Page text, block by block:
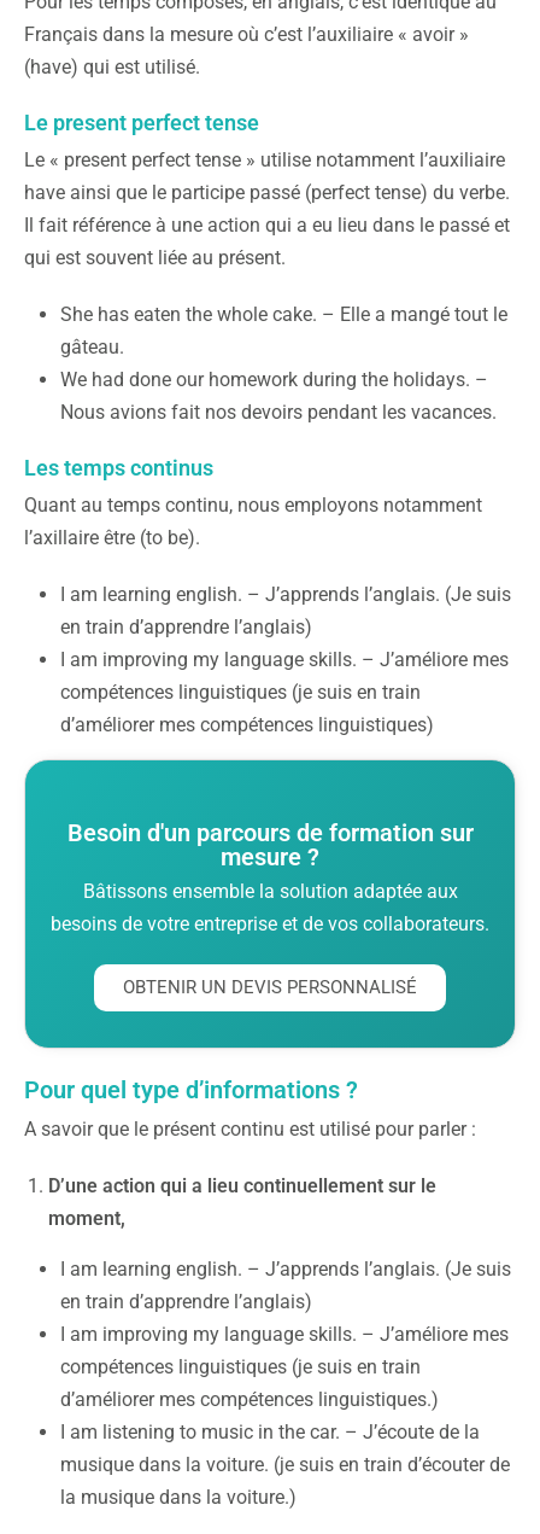
Français dans la mesure où c’est l’auxiliaire « avoir »
(have) qui est utilisé.
Le present perfect tense
Le « present perfect tense » utilise notamment l’auxiliaire
have ainsi que le participe passé (perfect tense) du verbe.
Il fait référence à une action qui a eu lieu dans le passé et
qui est souvent liée au présent.
She has eaten the whole cake. – Elle a mangé tout le
gâteau.
We had done our homework during the holidays. –
Nous avions fait nos devoirs pendant les vacances.
Les temps continus
Quant au temps continu, nous employons notamment
l’axillaire être (to be).
I am learning english. – J’apprends l’anglais. (Je suis
en train d’apprendre l’anglais)
I am improving my language skills. – J’améliore mes
compétences linguistiques (je suis en train
d’améliorer mes compétences linguistiques)
Besoin d'un parcours de formation sur
mesure ?
Bâtissons ensemble la solution adaptée aux
besoins de votre entreprise et de vos collaborateurs.
OBTENIR UN DEVIS PERSONNALISÉ
Pour quel type d’informations ?
A savoir que le présent continu est utilisé pour parler :
D’une action qui a lieu continuellement sur le
moment,
I am learning english. – J’apprends l’anglais. (Je suis
en train d’apprendre l’anglais)
I am improving my language skills. – J’améliore mes
compétences linguistiques (je suis en train
d’améliorer mes compétences linguistiques.)
I am listening to music in the car. – J’écoute de la
musique dans la voiture. (je suis en train d’écouter de
la musique dans la voiture.)